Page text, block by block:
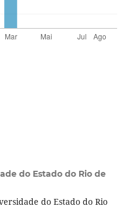
do Estado do Rio de
do Estado do Rio